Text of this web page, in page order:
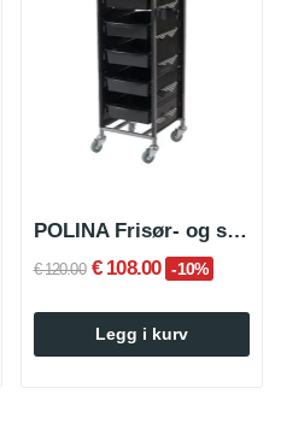
POLINA Frisør- og skjønnhetshandlevogn
€ 120.00 € 108.00 -10%
Legg i kurv